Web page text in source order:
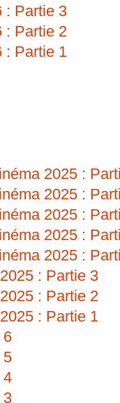
: Partie 3
: Partie 2
: Partie 1
2025 :
2025 :
2025 :
2025 :
2025 :
: Partie 3
: Partie 2
: Partie 1
6
5
4
3